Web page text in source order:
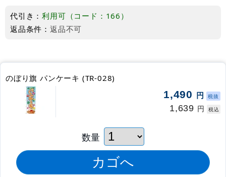
代引き：利用可（コード：166）
返品条件： 返品不可
のぼり旗 パンケーキ (TR-028)
1,490 円 税抜
1,639 円 税込
数量